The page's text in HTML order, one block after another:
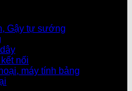
Gậy tự sướng
nối
máy tính bảng